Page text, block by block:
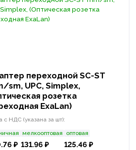
переходной SC-ST
sm, UPC, Simplex,
розетка
ExaLan)
с НДС (указана за шт):
₽
мелкооптовая
131.96 ₽
оптовая
125.46 ₽